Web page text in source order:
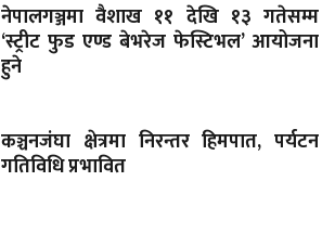
नेपालगञ्जमा वैशाख ११ देखि १३ गतेसम्म
‘स्ट्रीट फुड एण्ड बेभरेज फेस्टिभल’ आयोजना
हुने
कञ्चनजंघा क्षेत्रमा निरन्तर हिमपात, पर्यटन
गतिविधि प्रभावित